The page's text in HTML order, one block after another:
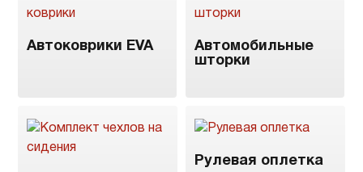
Автоковрики EVA
Автомобильные
шторки
Рулевая оплетка